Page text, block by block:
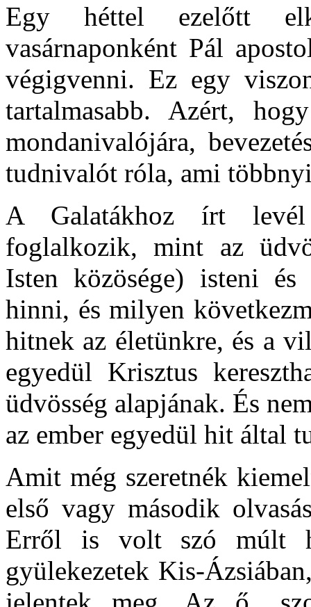
Egy héttel ezelőtt
vasárnaponként Pál
végigvenni. Ez egy
tartalmasabb. Azért,
mondanivalójára,
tudnivalót róla, ami
A Galatákhoz írt levél
foglalkozik, mint az
Isten közösége) isteni
hinni, és milyen
hitnek az életünkre, és a
egyedül Krisztus
üdvösség alapjának. És
az ember egyedül hit által
Amit még szeretnék
első vagy második
Erről is volt szó múlt
gyülekezetek Kis-